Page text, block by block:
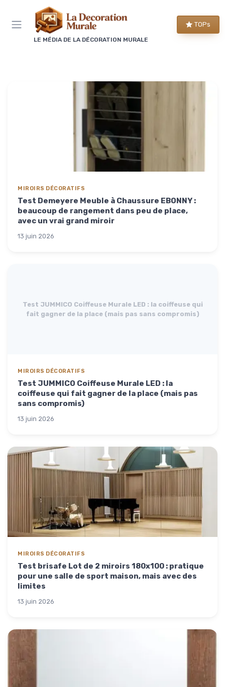
LE MÉDIA DE LA DÉCORATION MURALE
TOPs
MIROIRS DÉCORATIFS
Test Demeyere Meuble à Chaussure EBONNY :
beaucoup de rangement dans peu de place,
avec un vrai grand miroir
13 juin 2026
Test JUMMICO Coiffeuse Murale LED : la coiffeuse qui
fait gagner de la place (mais pas sans compromis)
MIROIRS DÉCORATIFS
Test JUMMICO Coiffeuse Murale LED : la
coiffeuse qui fait gagner de la place (mais pas
sans compromis)
13 juin 2026
MIROIRS DÉCORATIFS
Test brisafe Lot de 2 miroirs 180x100 : pratique
pour une salle de sport maison, mais avec des
limites
13 juin 2026
Panneau de gestion des cookies